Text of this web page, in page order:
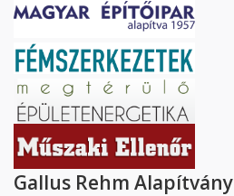
Gallus Rehm Alapítvány